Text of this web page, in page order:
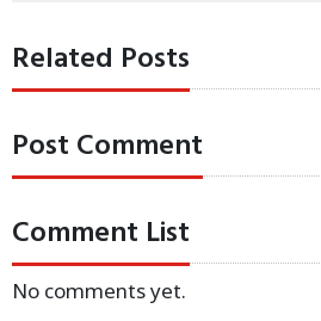
Related Posts
Post Comment
Comment List
No comments yet.